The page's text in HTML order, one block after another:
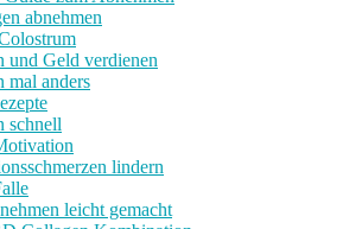
abnehmen
und Geld verdienen
mal anders
schnell
lindern
leicht gemacht